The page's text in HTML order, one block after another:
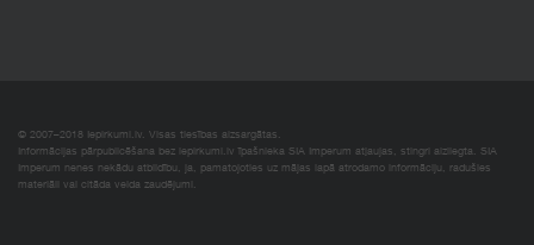
© 2007–2018 Iepirkumi.lv. Visas tiesības aizsargātas.
Informācijas pārpublicēšana bez iepirkumi.lv īpašnieka SIA Imperum atļaujas, stingri aizliegta. SIA
Imperum nenes nekādu atbildību, ja, pamatojoties uz mājas lapā atrodamo informāciju, radušies
materiāli vai citāda veida zaudējumi.